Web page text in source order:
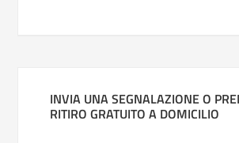
INVIA UNA SEGNALAZIONE O
RITIRO GRATUITO A DOMICILIO